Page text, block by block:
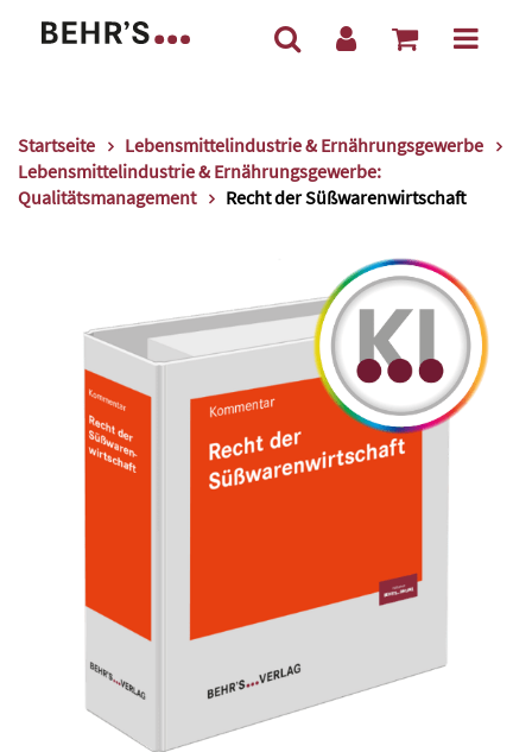
Startseite
Lebensmittelindustrie & Ernährungsgewerbe
Lebensmittelindustrie & Ernährungsgewerbe:
Qualitätsmanagement
Recht der Süßwarenwirtschaft